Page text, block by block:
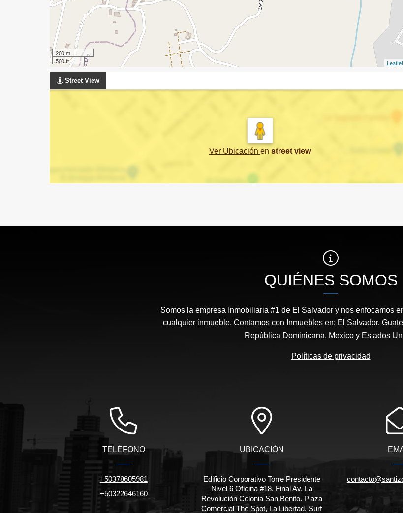
200 m
500 ft
Leaflet
Street View
Ver Ubicación en street view
QUIÉNES SOMOS
Somos la empresa Inmobiliaria #1 de El Salvador y nos enfocamos
cualquier inmueble. Contamos con Inmuebles en: El Salvador,
República Dominicana, Mexico y Estados
Políticas de privacidad
TELÉFONO
+50378605981
+50322646160
UBICACIÓN
Edificio Corporativo Torre Presidente
Nivel 6 Oficina #18. Final Av. La
Revolución Colonia San Benito. Plaza
Comercial The Spot, La Libertad, Surf